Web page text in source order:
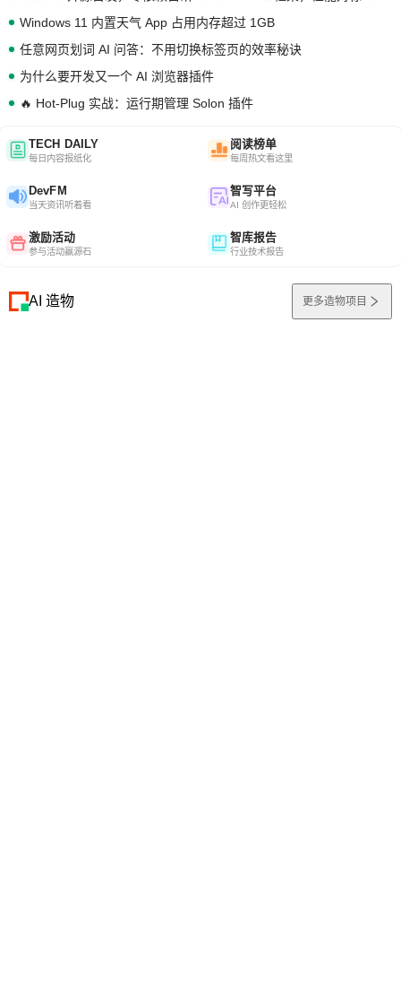
Windows 11 内置天气 App 占用内存超过 1GB
任意网页划词 AI 问答：不用切换标签页的效率秘诀
为什么要开发又一个 AI 浏览器插件
🔥 Hot-Plug 实战：运行期管理 Solon 插件
TECH DAILY
每日内容报纸化
阅读榜单
每周热文看这里
DevFM
当天资讯听着看
智写平台
AI 创作更轻松
激励活动
参与活动赢源石
智库报告
行业技术报告
AI 造物 更多造物项目